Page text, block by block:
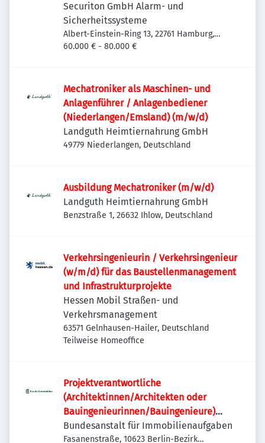
Securiton GmbH Alarm- und
Sicherheitssysteme
Albert-Einstein-Ring 13, 22761 Hamburg,
Deutschland
60.000 € - 80.000 €
Mechatroniker als Maschinen- und
Anlagenführer / Anlagenbediener
(Niederlangen/Emsland) (m/w/d)
Landguth Heimtiernahrung GmbH
49779 Niederlangen, Deutschland
Ausbildung Mechatroniker (m/w/d)
Landguth Heimtiernahrung GmbH
Benzstraße 1, 26632 Ihlow, Deutschland
Verkehrsingenieurin / Verkehrsingenieur
(w/m/d) für das Baustellenmanagement
und Infrastrukturprojekte
Hessen Mobil Straßen- und
Verkehrsmanagement
63571 Gelnhausen-Hailer, Deutschland
Teilweise Homeoffice
Projektverantwortliche
(Architektinnen/Architekten oder
Bauingenieurinnen/Bauingenieure)
(w/m/d)
Bundesanstalt für Immobilienaufgaben
Fasanenstraße, 10623 Berlin-Bezirk